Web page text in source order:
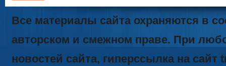
111
Все материалы сайта охраняются в
авторском и смежном праве. При
новостей сайта, гиперссылка на